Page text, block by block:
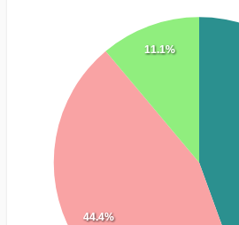
44.4%
11.1%